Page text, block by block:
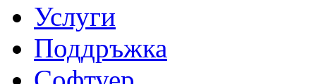
Услуги
Поддръжка